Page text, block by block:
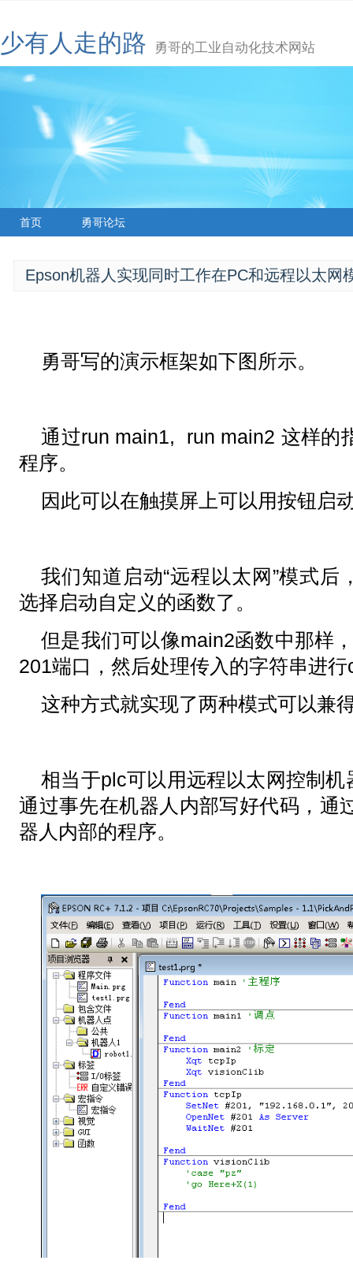
少有人走的路 勇哥的工业自动化技术网站
首页 勇哥论坛
Epson机器人实现同时工作在PC和远程以太网
勇哥写的演示框架如下图所示。
通过run main1, run main2 这样的
程序。
因此可以在触摸屏上可以用按钮启
我们知道启动“远程以太网”模式后
选择启动自定义的函数了。
但是我们可以像main2函数中那样
201端口，然后处理传入的字符串进
这种方式就实现了两种模式可以兼
相当于plc可以用远程以太网控制
通过事先在机器人内部写好代码，通
器人内部的程序。